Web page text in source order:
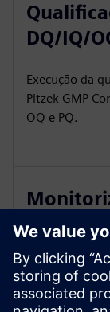
DQ/IQ/
Execução da
Pitzek GMP
OQ e PQ.
Monitorização
amostras de
impressões